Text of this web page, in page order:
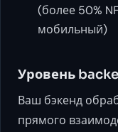
(более 50%
мобильный)
Уровень
Ваш бэкенд
прямого